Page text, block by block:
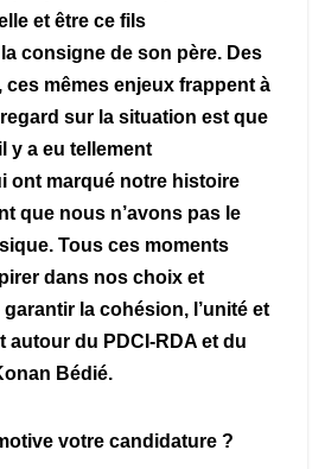
et être ce fils
consigne de son père. Des
mêmes enjeux frappent à
sur la situation est que
y a eu tellement
ont marqué notre histoire
que nous n’avons pas le
Tous ces moments
dans nos choix et
la cohésion, l’unité et
autour du PDCI-RDA et du
Bédié.
votre candidature ?